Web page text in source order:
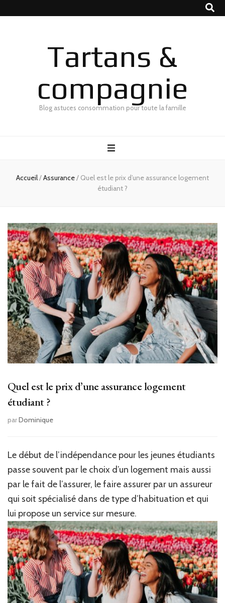
Tartans &
compagnie
Blog astuces consommation pour toute la famille
Accueil/Assurance/ Quel est le prix d’une assurance logement
étudiant ?
Quel est le prix d’une assurance logement
étudiant ?
parDominique
Le début de l’indépendance pour les jeunes étudiants
passe souvent par le choix d’un logement mais aussi
par le fait de l’assurer, le faire assurer par un assureur
qui soit spécialisé dans de type d’habituation et qui
lui propose un service sur mesure.